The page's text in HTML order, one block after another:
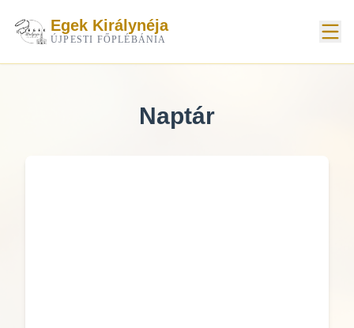
Egek Királynéja
ÚJPESTI FŐPLÉBÁNIA
Naptár